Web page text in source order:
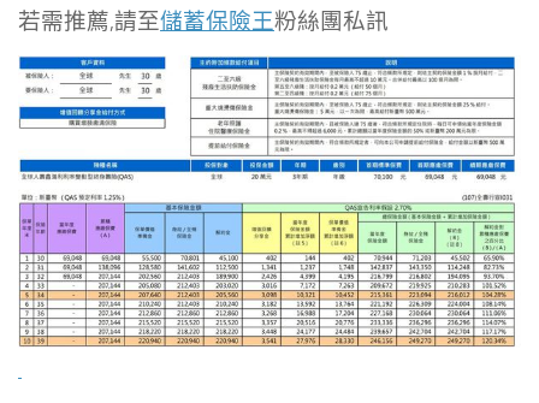
若需推薦,請至儲蓄保險王粉絲團私訊